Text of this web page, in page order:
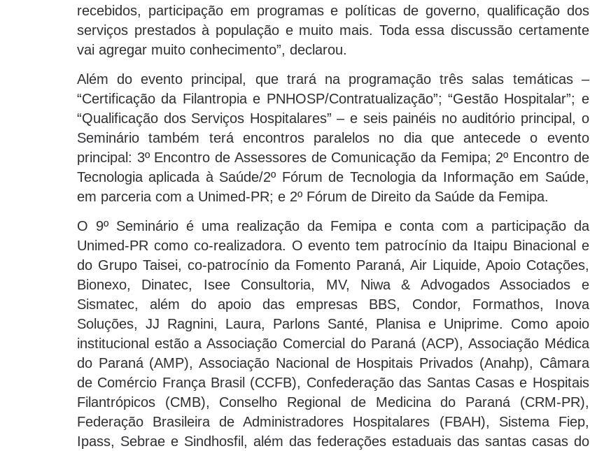
recebidos, participação em programas e políticas de governo, qualificação dos
serviços prestados à população e muito mais. Toda essa discussão certamente
vai agregar muito conhecimento”, declarou.
Além do evento principal, que trará na programação três salas temáticas –
“Certificação da Filantropia e PNHOSP/Contratualização”; “Gestão Hospitalar”; e
“Qualificação dos Serviços Hospitalares” – e seis painéis no auditório principal, o
Seminário também terá encontros paralelos no dia que antecede o evento
principal: 3º Encontro de Assessores de Comunicação da Femipa; 2º Encontro de
Tecnologia aplicada à Saúde/2º Fórum de Tecnologia da Informação em Saúde,
em parceria com a Unimed-PR; e 2º Fórum de Direito da Saúde da Femipa.
O 9º Seminário é uma realização da Femipa e conta com a participação da
Unimed-PR como co-realizadora. O evento tem patrocínio da Itaipu Binacional e
do Grupo Taisei, co-patrocínio da Fomento Paraná, Air Liquide, Apoio Cotações,
Bionexo, Dinatec, Isee Consultoria, MV, Niwa & Advogados Associados e
Sismatec, além do apoio das empresas BBS, Condor, Formathos, Inova
Soluções, JJ Ragnini, Laura, Parlons Santé, Planisa e Uniprime. Como apoio
institucional estão a Associação Comercial do Paraná (ACP), Associação Médica
do Paraná (AMP), Associação Nacional de Hospitais Privados (Anahp), Câmara
de Comércio França Brasil (CCFB), Confederação das Santas Casas e Hospitais
Filantrópicos (CMB), Conselho Regional de Medicina do Paraná (CRM-PR),
Federação Brasileira de Administradores Hospitalares (FBAH), Sistema Fiep,
Ipass, Sebrae e Sindhosfil, além das federações estaduais das santas casas do